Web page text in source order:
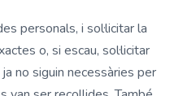
personals, i sol·licitar la
o, si escau, sol·licitar
no siguin necessàries per